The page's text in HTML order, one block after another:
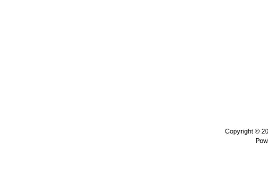
Copyright ©